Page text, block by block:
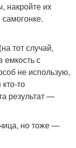
накройте их
тот случай,
емкость с
не использую,
то
результат —
но тоже —